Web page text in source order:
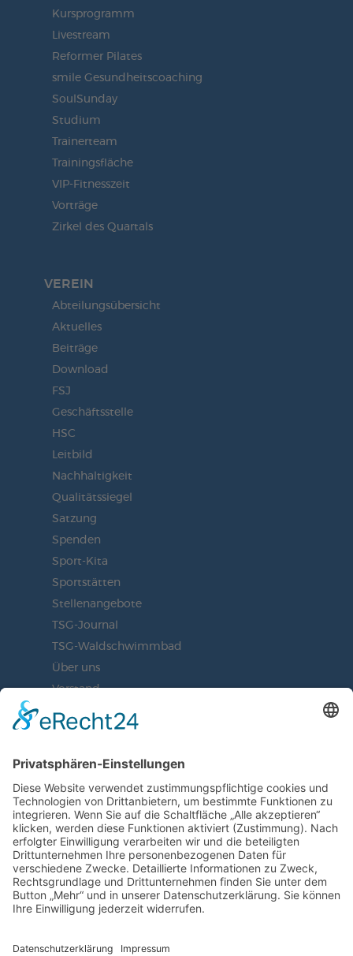
Kursprogramm
Livestream
Reformer Pilates
smile Gesundheitscoaching
SoulSunday
Studium
Trainerteam
Trainingsfläche
VIP-Fitnesszeit
Vorträge
Zirkel des Quartals
VEREIN
Abteilungsübersicht
Aktuelles
Beiträge
Download
FSJ
Geschäftsstelle
HSC
Leitbild
Nachhaltigkeit
Qualitätssiegel
Satzung
Spenden
Sport-Kita
Sportstätten
Stellenangebote
TSG-Journal
TSG-Waldschwimmbad
Über uns
Vorstand
LAUFENDEN
JETZT UNSEREN NEWSLETTER
ABONNIEREN
ZUR ANMELDUNG
SOCIAL MEDIA